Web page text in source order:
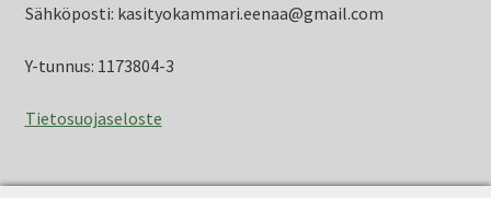
Sähköposti: kasityokammari.eenaa@gmail.com
Y-tunnus: 1173804-3
Tietosuojaseloste